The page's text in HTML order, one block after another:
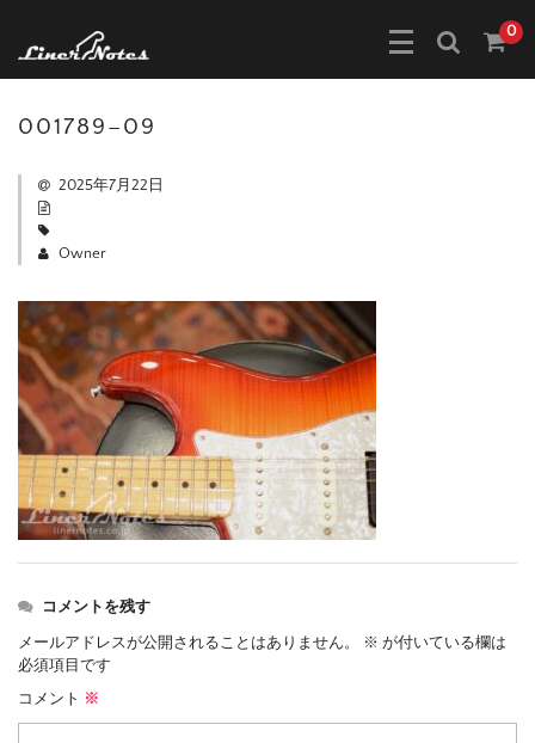
0
001789–09
2025年7月22日
Owner
コメントを残す
メールアドレスが公開されることはありません。 ※ が付いている欄は
必須項目です
コメント ※